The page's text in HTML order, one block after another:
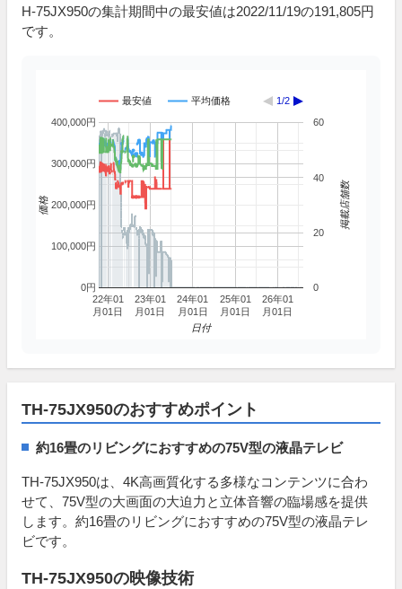
H-75JX950の集計期間中の最安値は2022/11/19の191,805円
です。
最安値 平均価格 1/2
22年01
月01日
23年01
月01日
24年01
月01日
25年01
月01日
26年01
月01日
0円
100,000円
200,000円
300,000円
400,000円
0
20
40
60
日付
価格 掲載店舗数
TH-75JX950のおすすめポイント
約16畳のリビングにおすすめの75V型の液晶テレビ
TH-75JX950は、4K高画質化する多様なコンテンツに合わ
せて、75V型の大画面の大迫力と立体音響の臨場感を提供
します。約16畳のリビングにおすすめの75V型の液晶テレ
ビです。
TH-75JX950の映像技術